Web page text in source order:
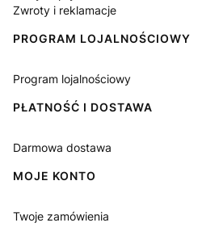
Zwroty i reklamacje
PROGRAM LOJALNOŚCIOWY
Program lojalnościowy
PŁATNOŚĆ I DOSTAWA
Darmowa dostawa
MOJE KONTO
Twoje zamówienia